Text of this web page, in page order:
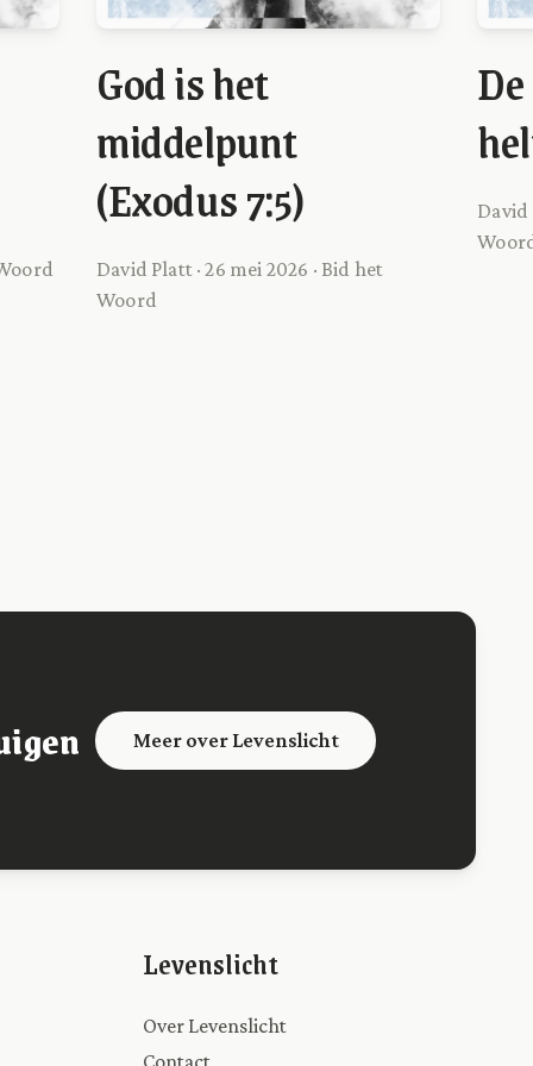
God is het
middelpunt
(Exodus 7:5)
David Platt · 26 mei 2026 · Bid het
Woord
David
Meer over Levenslicht
Levenslicht
Over Levenslicht
Contact